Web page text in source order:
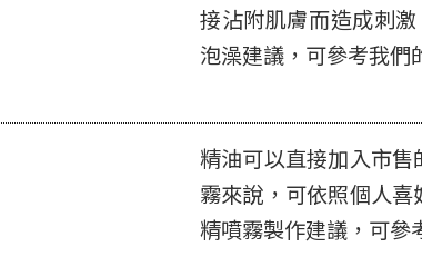
接沾附肌膚而造成刺
泡澡建議，可參考我們
精油可以直接加入市
霧來說，可依照個人
精噴霧製作建議，可參